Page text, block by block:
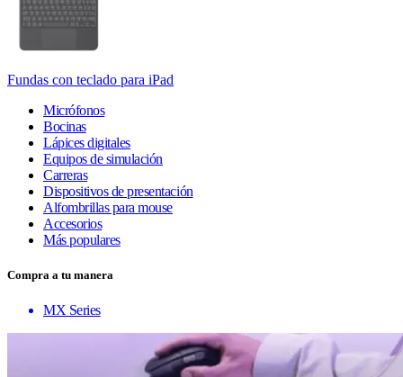
Fundas con teclado para iPad
Micrófonos
Bocinas
Lápices digitales
Equipos de simulación
Carreras
Dispositivos de presentación
Alfombrillas para mouse
Accesorios
Más populares
Compra a tu manera
MX Series